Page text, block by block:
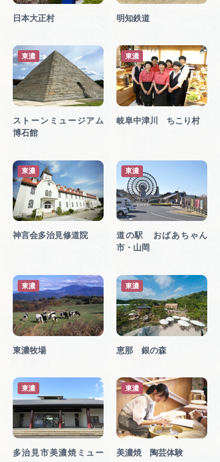
日本大正村 明知鉄道
ストーンミュージアム
博石館
東濃
岐阜中津川 ちこり村
東濃
神言会多治見修道院
東濃
道の駅 おばあちゃん
市・山岡
東濃
東濃牧場
東濃
恵那 銀の森
東濃
多治見市美濃焼ミュー
東濃
美濃焼 陶芸体験
東濃